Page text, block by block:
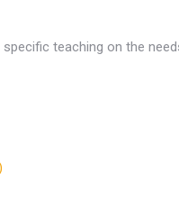
teaching on the